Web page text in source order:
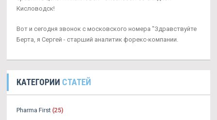
Кисловодск!
Вот и сегодня звонок с московского номера "Здравствуйте
Берта, я Сергей - старший аналитик форекс-компании.
КАТЕГОРИИ СТАТЕЙ
Pharma First (25)